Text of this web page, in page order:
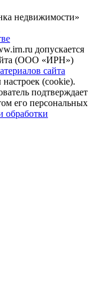
недвижимости»
допускается
(ООО «ИРН»)
сайта
(cookie).
подтверждает
его персональных
обработки